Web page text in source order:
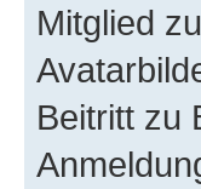
Mitglied
Beitritt zu